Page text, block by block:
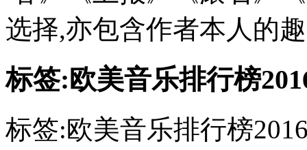
选择,亦包含作者本人的
标签:欧美音乐排行榜
标签:欧美音乐排行榜